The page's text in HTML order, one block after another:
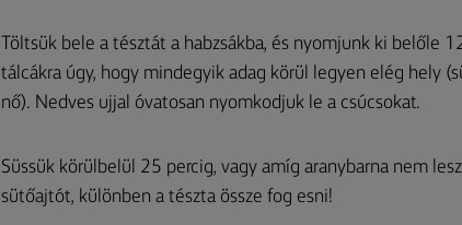
Töltsük bele a tésztát a habzsákba, és nyomjunk ki belőle
tálcákra úgy, hogy mindegyik adag körül legyen elég hely
nő). Nedves ujjal óvatosan nyomkodjuk le a csúcsokat.
Süssük körülbelül 25 percig, vagy amíg aranybarna nem
sütőajtót, különben a tészta össze fog esni!